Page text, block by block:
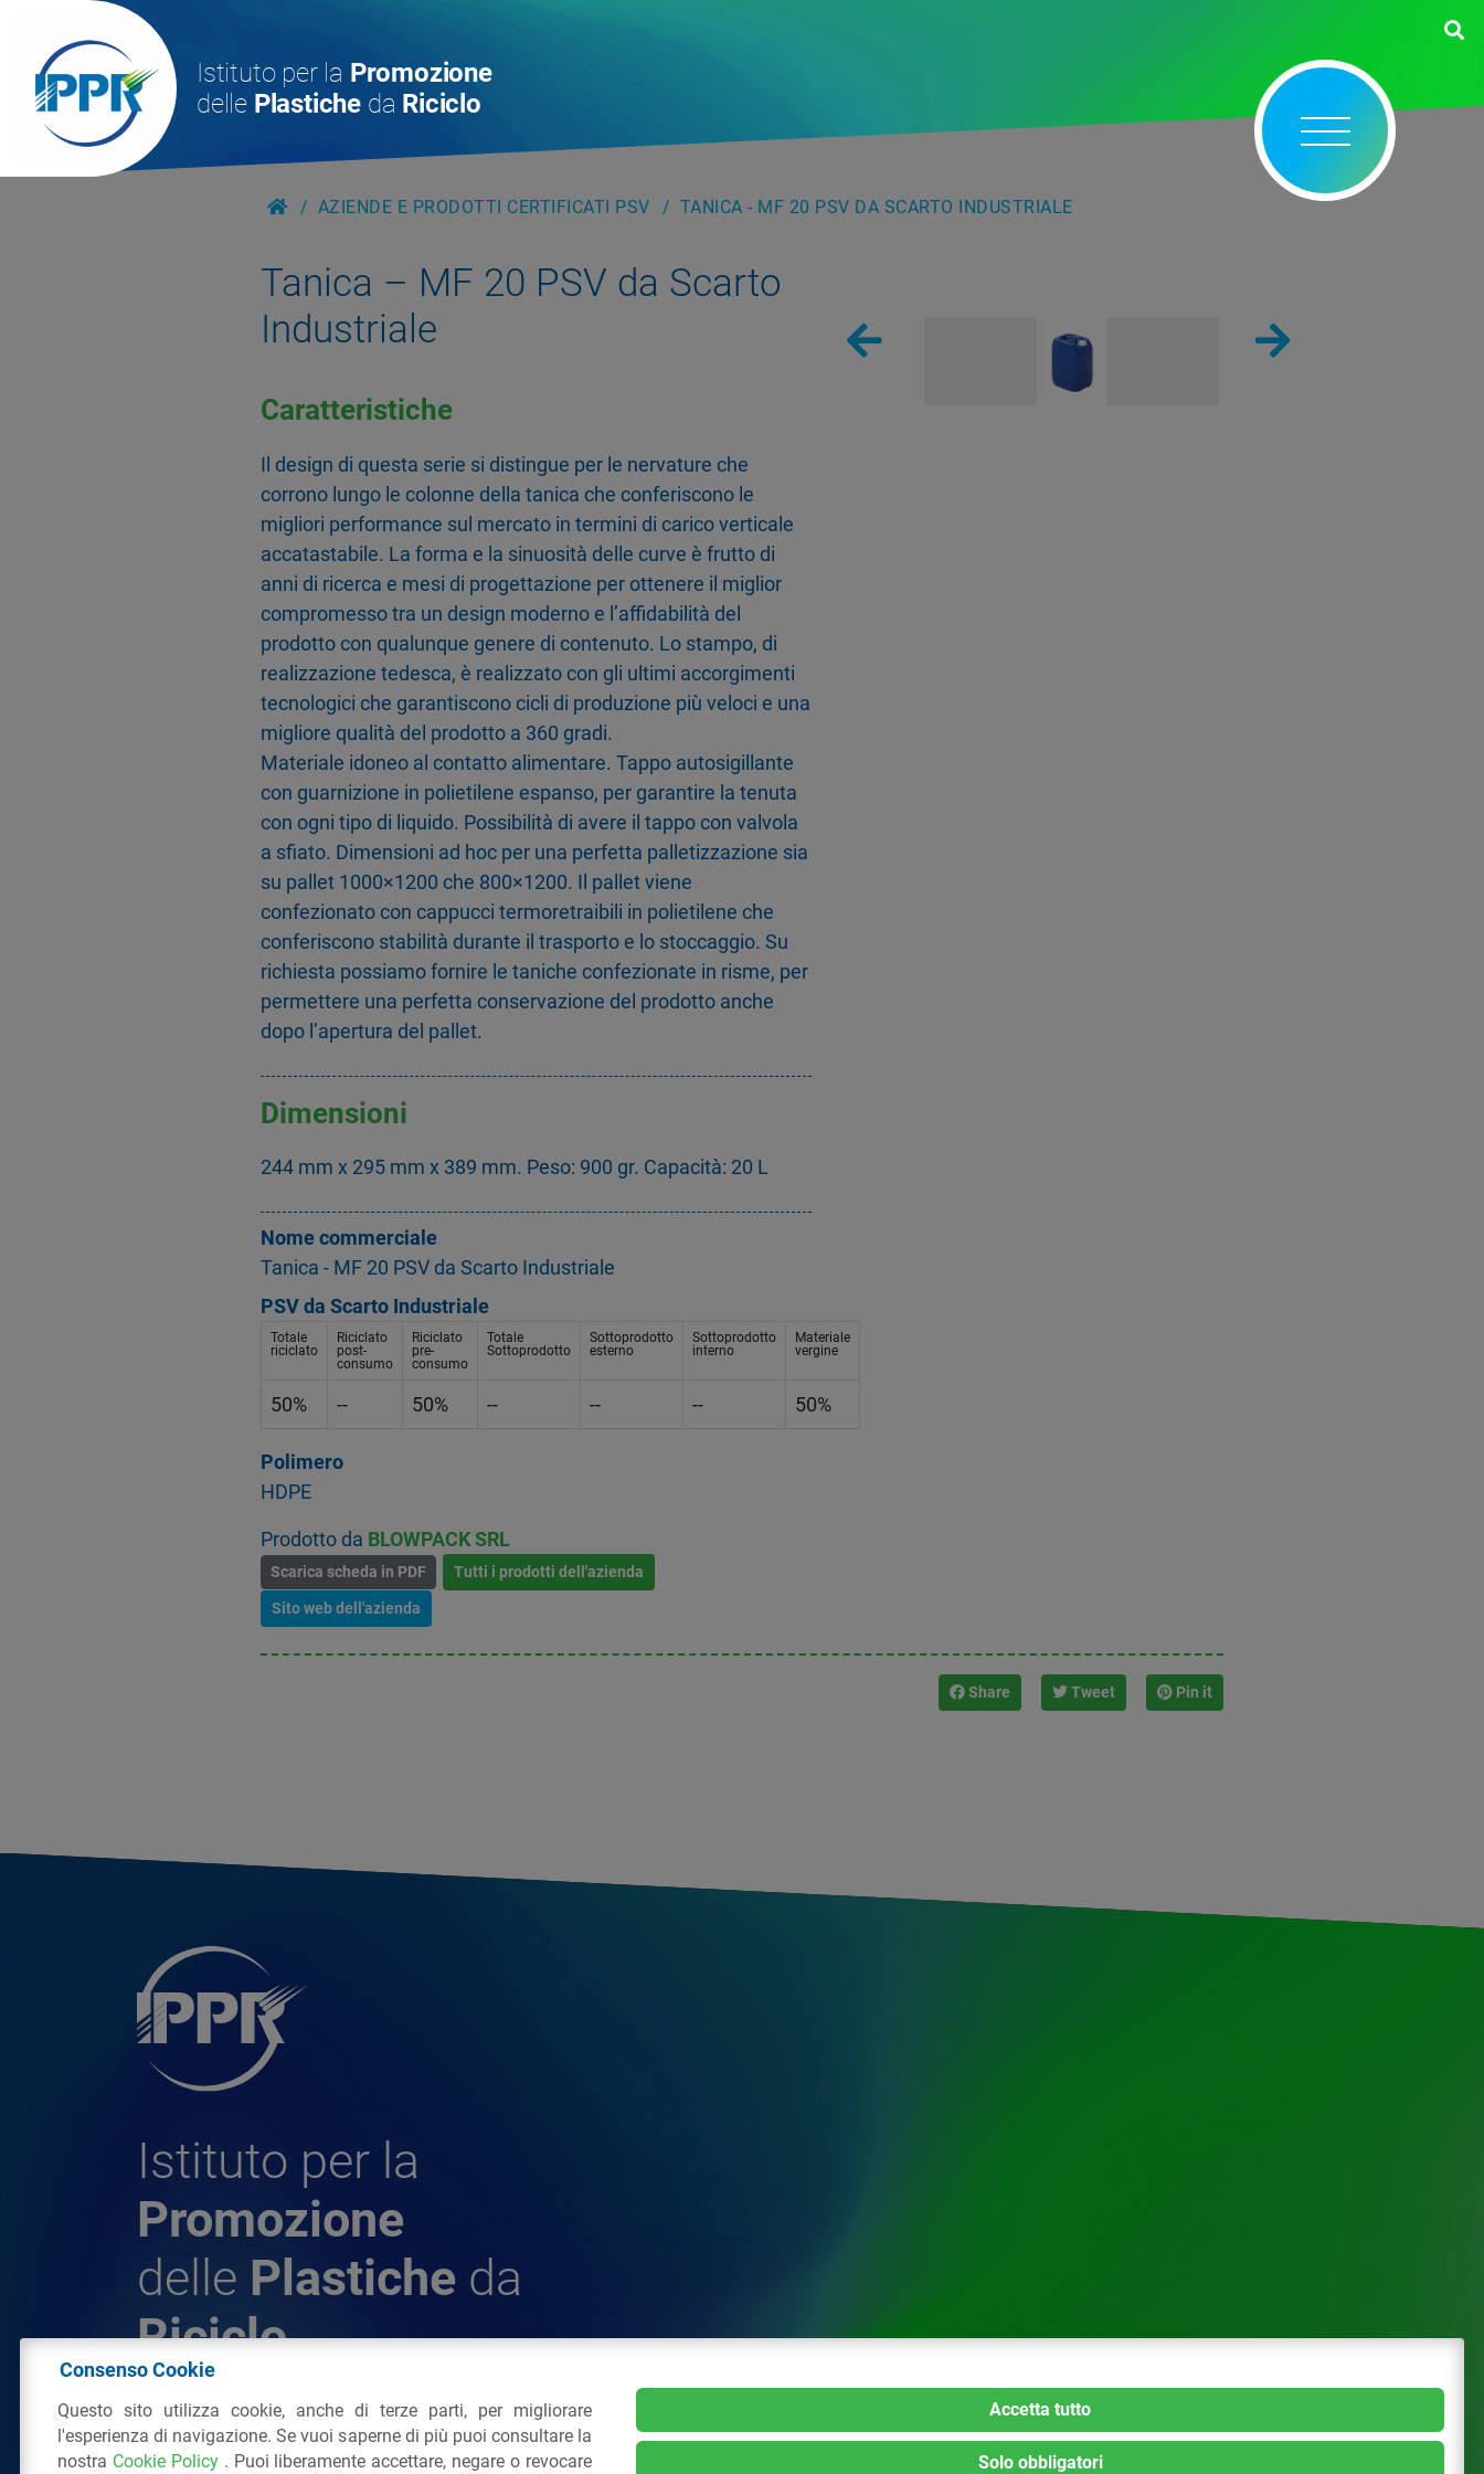
Istituto per la Promozione
delle Plastiche da Riciclo
AZIENDE E PRODOTTI CERTIFICATI PSV TANICA - MF 20 PSV DA SCARTO INDUSTRIALE
Tanica – MF 20 PSV da Scarto
Industriale
Caratteristiche
Il design di questa serie si distingue per le nervature che
corrono lungo le colonne della tanica che conferiscono le
migliori performance sul mercato in termini di carico verticale
accatastabile. La forma e la sinuosità delle curve è frutto di
anni di ricerca e mesi di progettazione per ottenere il miglior
compromesso tra un design moderno e l’affidabilità del
prodotto con qualunque genere di contenuto. Lo stampo, di
realizzazione tedesca, è realizzato con gli ultimi accorgimenti
tecnologici che garantiscono cicli di produzione più veloci e una
migliore qualità del prodotto a 360 gradi.
Materiale idoneo al contatto alimentare. Tappo autosigillante
con guarnizione in polietilene espanso, per garantire la tenuta
con ogni tipo di liquido. Possibilità di avere il tappo con valvola
a sfiato. Dimensioni ad hoc per una perfetta palletizzazione sia
su pallet 1000×1200 che 800×1200. Il pallet viene
confezionato con cappucci termoretraibili in polietilene che
conferiscono stabilità durante il trasporto e lo stoccaggio. Su
richiesta possiamo fornire le taniche confezionate in risme, per
permettere una perfetta conservazione del prodotto anche
dopo l’apertura del pallet.
Dimensioni
244 mm x 295 mm x 389 mm. Peso: 900 gr. Capacità: 20 L
Nome commerciale
Tanica - MF 20 PSV da Scarto Industriale
PSV da Scarto Industriale
Totale
riciclato
Riciclato
post-
consumo
Riciclato
pre-
consumo
Totale
Sottoprodotto
Sottoprodotto
esterno
Sottoprodotto
interno
Materiale
vergine
50% -- 50% -- -- -- 50%
Polimero
HDPE
Prodotto da BLOWPACK SRL
Scarica scheda in PDF Tutti i prodotti dell'azienda
Sito web dell'azienda
Share Tweet Pin it
Istituto per la
Promozione
delle Plastiche da
Riciclo
© 2026 - IPPR Istituto per la Promozione delle Plastiche
da Riciclo
Consenso Cookie
Questo sito utilizza cookie, anche di terze parti, per migliorare
l'esperienza di navigazione. Se vuoi saperne di più puoi consultare la
nostra Cookie Policy . Puoi liberamente accettare, negare o revocare
Accetta tutto
Solo obbligatori